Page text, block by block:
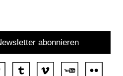
abonnieren